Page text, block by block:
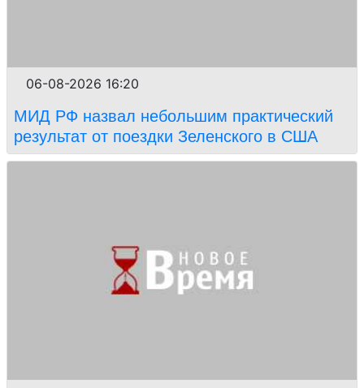
06-08-2026 16:20
МИД РФ назвал небольшим практический
результат от поездки Зеленского в США